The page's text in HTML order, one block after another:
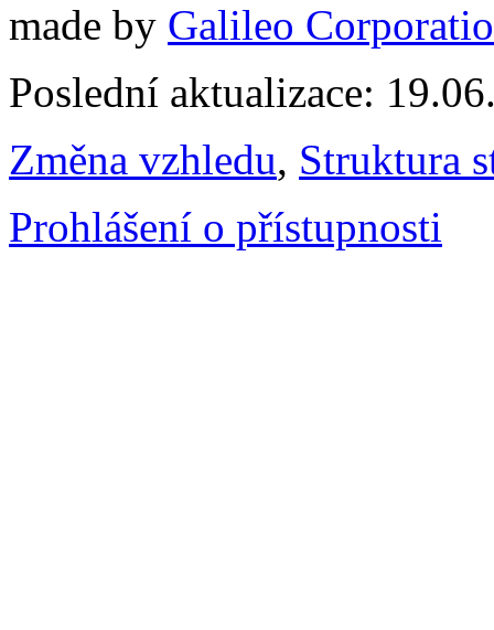
made by Galileo
Poslední aktualizace:
Změna vzhledu, Struktura
Prohlášení o přístupnosti